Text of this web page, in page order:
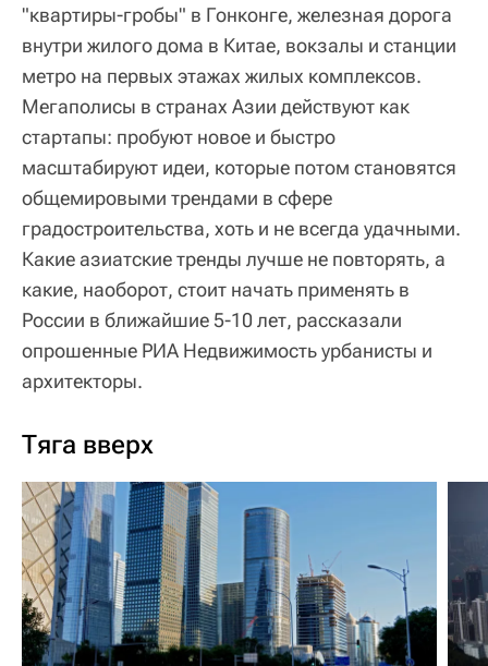
"квартиры-гробы" в Гонконге, железная дорога
внутри жилого дома в Китае, вокзалы и станции
метро на первых этажах жилых комплексов.
Мегаполисы в странах Азии действуют как
стартапы: пробуют новое и быстро
масштабируют идеи, которые потом становятся
общемировыми трендами в сфере
градостроительства, хоть и не всегда удачными.
Какие азиатские тренды лучше не повторять, а
какие, наоборот, стоит начать применять в
России в ближайшие 5-10 лет, рассказали
опрошенные РИА Недвижимость урбанисты и
архитекторы.
Тяга вверх